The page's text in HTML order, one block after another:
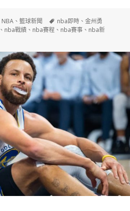
分
類
NBA 、籃球新聞
標
籤
nba即時 、金州勇
、 nba戰績 、 nba賽程 、 nba賽事 、 nba新